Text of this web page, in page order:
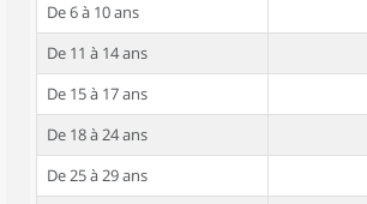
De 6 à 10 ans
De 11 à 14 ans
De 15 à 17 ans
De 18 à 24 ans
De 25 à 29 ans